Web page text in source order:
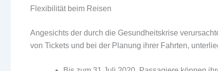
Flexibilität beim Reisen
Angesichts der durch die Gesundheitskrise
von Tickets und bei der Planung ihrer Fahrten,